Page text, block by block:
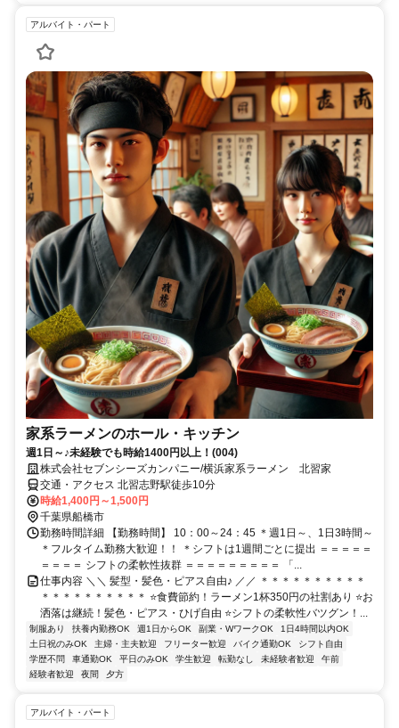
アルバイト・パート
家系ラーメンのホール・キッチン
週1日～♪未経験でも時給1400円以上！(004)
株式会社セブンシーズカンパニー/横浜家系ラーメン 北習家
交通・アクセス 北習志野駅徒歩10分
時給1,400円～1,500円
千葉県船橋市
勤務時間詳細 【勤務時間】 10：00～24：45 ＊週1日～、1日3時間～
＊フルタイム勤務大歓迎！！ ＊シフトは1週間ごとに提出 ＝＝＝＝＝
＝＝＝＝ シフトの柔軟性抜群 ＝＝＝＝＝＝＝＝＝ 「...
仕事内容 ＼＼ 髪型・髪色・ピアス自由♪ ／／ ＊＊＊＊＊＊＊＊＊＊
＊＊＊＊＊＊＊＊＊＊ ⭐食費節約！ラーメン1杯350円の社割あり ⭐お
洒落は継続！髪色・ピアス・ひげ自由 ⭐シフトの柔軟性バツグン！...
制服あり 扶養内勤務OK 週1日からOK 副業・WワークOK
1日4時間以内OK
土日祝のみOK
主婦・主夫歓迎 フリーター歓迎 バイク通勤OK
シフト自由
学歴不問
車通勤OK 平日のみOK 学生歓迎 転勤なし 未経験者歓迎
午前
経験者歓迎
夜間 夕方
アルバイト・パート